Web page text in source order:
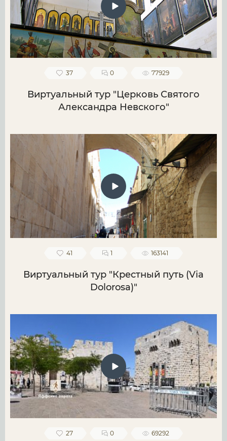
37 0 77929
Виртуальный тур "Церковь Святого
Александра Невского"
41 1 163141
Виртуальный тур "Крестный путь (Via
Dolorosa)"
27 0 69292